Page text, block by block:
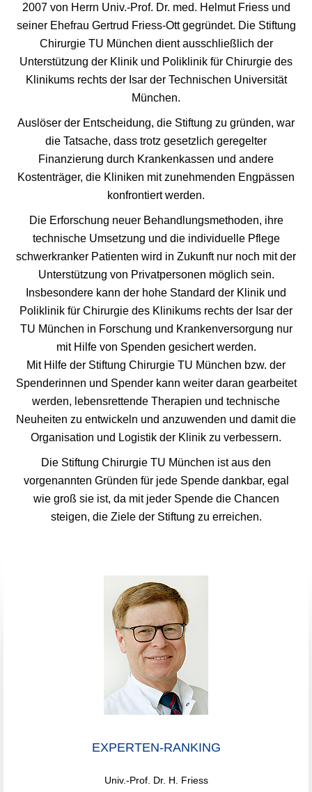
2007 von Herrn Univ.-Prof. Dr. med. Helmut Friess und
seiner Ehefrau Gertrud Friess-Ott gegründet. Die Stiftung
Chirurgie TU München dient ausschließlich der
Unterstützung der Klinik und Poliklinik für Chirurgie des
Klinikums rechts der Isar der Technischen Universität
München.
Auslöser der Entscheidung, die Stiftung zu gründen, war
die Tatsache, dass trotz gesetzlich geregelter
Finanzierung durch Krankenkassen und andere
Kostenträger, die Kliniken mit zunehmenden Engpässen
konfrontiert werden.
Die Erforschung neuer Behandlungsmethoden, ihre
technische Umsetzung und die individuelle Pflege
schwerkranker Patienten wird in Zukunft nur noch mit der
Unterstützung von Privatpersonen möglich sein.
Insbesondere kann der hohe Standard der Klinik und
Poliklinik für Chirurgie des Klinikums rechts der Isar der
TU München in Forschung und Krankenversorgung nur
mit Hilfe von Spenden gesichert werden.
Mit Hilfe der Stiftung Chirurgie TU München bzw. der
Spenderinnen und Spender kann weiter daran gearbeitet
werden, lebensrettende Therapien und technische
Neuheiten zu entwickeln und anzuwenden und damit die
Organisation und Logistik der Klinik zu verbessern.
Die Stiftung Chirurgie TU München ist aus den
vorgenannten Gründen für jede Spende dankbar, egal
wie groß sie ist, da mit jeder Spende die Chancen
steigen, die Ziele der Stiftung zu erreichen.
EXPERTEN-RANKING
Univ.-Prof. Dr. H. Friess